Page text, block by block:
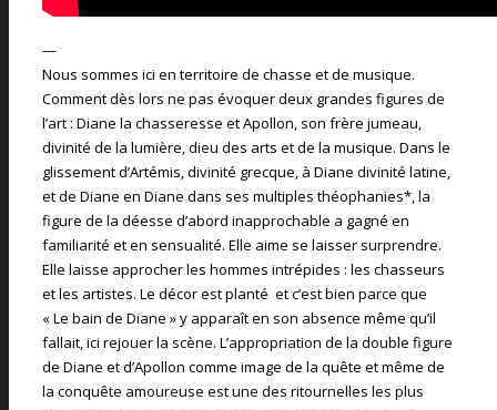
—
Nous sommes ici en territoire de chasse et de musique.
Comment dès lors ne pas évoquer deux grandes figures de
l’art : Diane la chasseresse et Apollon, son frère jumeau,
divinité de la lumière, dieu des arts et de la musique. Dans le
glissement d’Artémis, divinité grecque, à Diane divinité latine,
et de Diane en Diane dans ses multiples théophanies*, la
figure de la déesse d’abord inapprochable a gagné en
familiarité et en sensualité. Elle aime se laisser surprendre.
Elle laisse approcher les hommes intrépides : les chasseurs
et les artistes. Le décor est planté et c’est bien parce que
« Le bain de Diane » y apparaît en son absence même qu’il
fallait, ici rejouer la scène. L’appropriation de la double figure
de Diane et d’Apollon comme image de la quête et même de
la conquête amoureuse est une des ritournelles les plus